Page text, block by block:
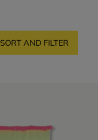
SORT AND FILTER